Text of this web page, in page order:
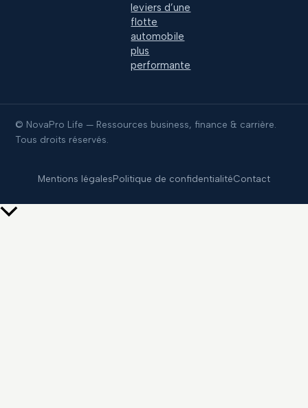
leviers d’une
flotte
automobile
plus
performante
© NovaPro Life — Ressources business, finance & carrière.
Tous droits réservés.
Mentions légalesPolitique de confidentialitéContact